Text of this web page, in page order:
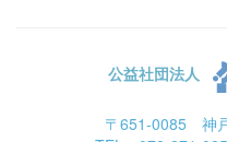
公益社団法人
〒651-0085 神